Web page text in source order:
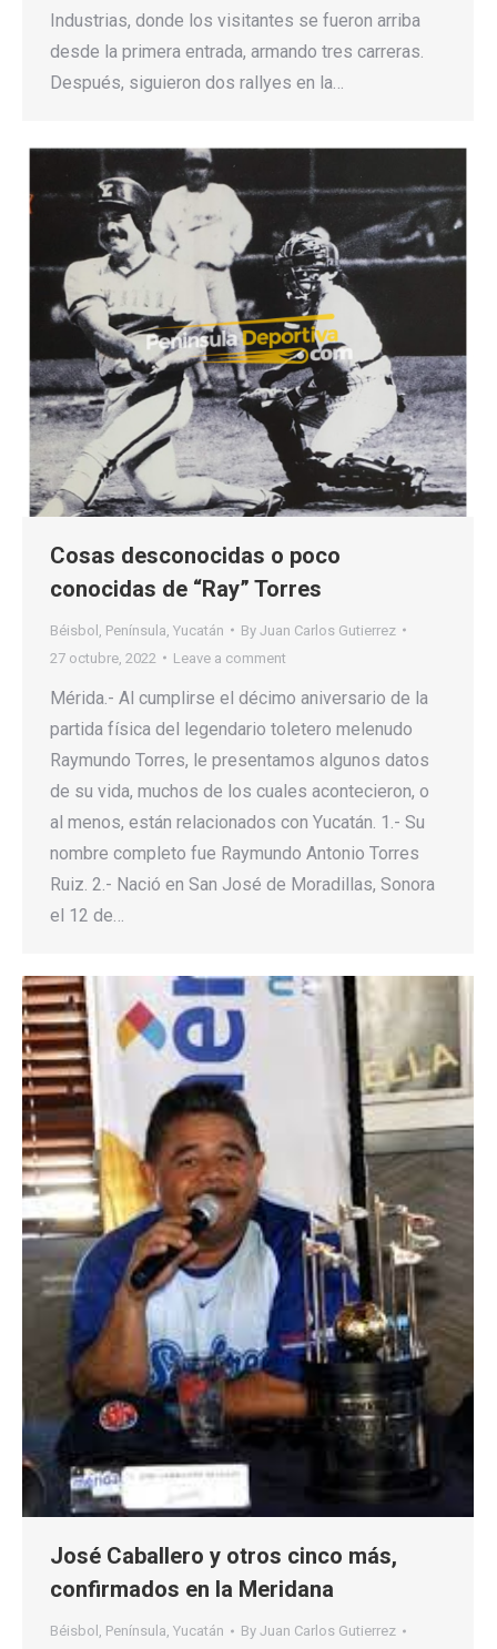
Industrias, donde los visitantes se fueron arriba
desde la primera entrada, armando tres carreras.
Después, siguieron dos rallyes en la…
Cosas desconocidas o poco
conocidas de “Ray” Torres
Béisbol Península Yucatán By Juan Carlos Gutierrez
27 octubre, 2022
Leave a comment
Mérida.- Al cumplirse el décimo aniversario de la
partida física del legendario toletero melenudo
Raymundo Torres, le presentamos algunos datos
de su vida, muchos de los cuales acontecieron, o
al menos, están relacionados con Yucatán. 1.- Su
nombre completo fue Raymundo Antonio Torres
Ruiz. 2.- Nació en San José de Moradillas, Sonora
el 12 de…
José Caballero y otros cinco más,
confirmados en la Meridana
Béisbol , Península, Yucatán By Juan Carlos Gutierrez